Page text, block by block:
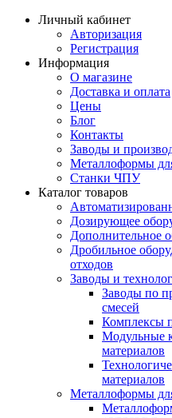
Личный кабинет
Авторизация
Регистрация
Информация
О магазине
Доставка и оплата
Цены
Блог
Контакты
Заводы и
Металлоформы
Станки ЧПУ
Каталог товаров
Дозирующее
Дополнительное
Дробильное
отходов
Заводы и
Заводы по
смесей
Комплексы
Модульные
материалов
материалов
Металлоформы